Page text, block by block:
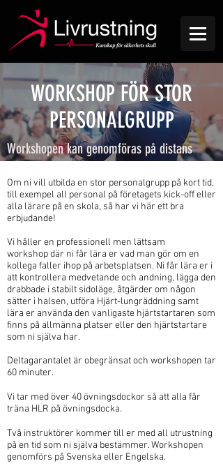
WORKSHOP FÖR STOR
PERSONALGRUPP
Workshopen kan genomföras på distans
Om ni vill utbilda en stor personalgrupp på kort tid,
till exempel all personal på företagets kick-off eller
alla lärare på en skola, så har vi här ett bra
erbjudande!
Vi håller en professionell men lättsam
workshop där ni får lära er vad man gör om en
kollega faller ihop på arbetsplatsen. Ni får lära er i
att kontrollera medvetande och andning, lägga den
drabbade i stabilt sidoläge, åtgärder om någon
sätter i halsen, utföra Hjärt-lungräddning samt
lära er använda den vanligaste hjärtstartaren som
finns på allmänna platser eller den hjärtstartare
som ni själva har.
Deltagarantalet är obegränsat och workshopen tar
60 minuter.
Vi tar med över 40 övningsdockor så att alla får
träna HLR på övningsdocka.
Två instruktörer kommer till er med all utrustning
på en tid som ni själva bestämmer. Workshopen
genomförs på Svenska eller Engelska.